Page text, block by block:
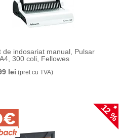
de indosariat manual, Pulsar
300 coli, Fellowes
lei (pret cu TVA)
12 %